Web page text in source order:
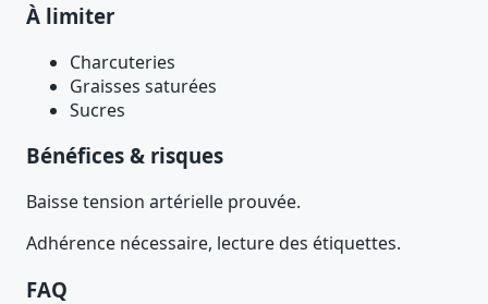
À limiter
Charcuteries
Graisses saturées
Sucres
Bénéfices & risques
Baisse tension artérielle prouvée.
Adhérence nécessaire, lecture des étiquettes.
FAQ